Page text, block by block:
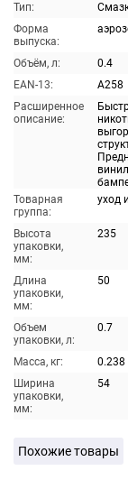
Тип:
Форма
выпуска:
Объём, л:
0.4
EAN-13:
A258
Расширенное
описание:
Товарная
группа:
уход
Высота
упаковки,
мм:
235
Длина
упаковки,
мм:
50
Объем
упаковки, л:
0.7
Масса, кг:
0.238
Ширина
упаковки,
мм:
54
Похожие товары